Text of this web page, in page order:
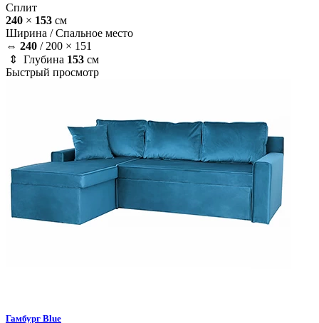
Сплит
240 × 153 см
Ширина /Спальное место
⇔ 240 / 200 × 151
⇕ Глубина 153 см
Быстрый просмотр
Гамбург Blue